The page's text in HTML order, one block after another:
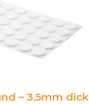
– 3,5mm dick